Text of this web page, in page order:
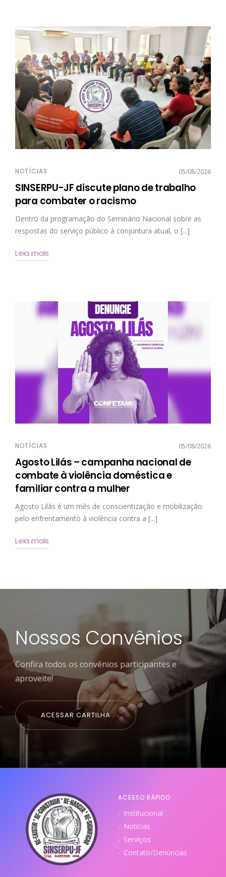
NOTÍCIAS 05/08/2026
SINSERPU-JF discute plano de trabalho
para combater o racismo
Dentro da programação do Seminário Nacional sobre as
respostas do serviço público à conjuntura atual, o [...]
Leia mais
NOTÍCIAS 05/08/2026
Agosto Lilás – campanha nacional de
combate à violência doméstica e
familiar contra a mulher
Agosto Lilás é um mês de conscientização e mobilização
pelo enfrentamento à violência contra a [...]
Leia mais
Nossos Convênios
Confira todos os convênios participantes e
aproveite!
ACESSAR CARTILHA
ACESSO RÁPIDO
Institucional
Notícias
Serviços
Contato/Denúncias